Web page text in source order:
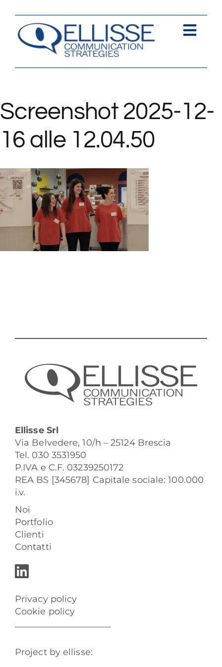
contenuto
Screenshot 2025-12-
16 alle 12.04.50
Ellisse Srl
Via Belvedere, 10/h – 25124 Brescia
Tel. 030 3531950
P.IVA e C.F. 03239250172
REA BS [345678] Capitale sociale: 100.000
i.v.
Noi
Portfolio
Clienti
Contatti
Privacy policy
Cookie policy
Project by ellisse: